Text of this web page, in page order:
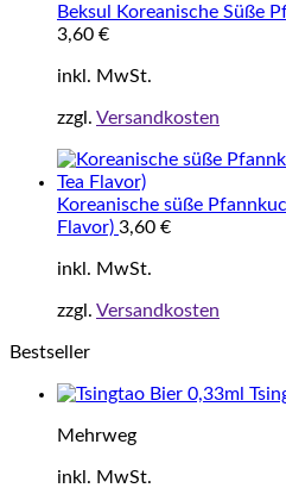
Beksul Koreanische Süße
3,60 €
inkl. MwSt.
zzgl. Versandkosten
Koreanische süße
Flavor) 3,60 €
inkl. MwSt.
zzgl. Versandkosten
Bestseller
Mehrweg
inkl. MwSt.